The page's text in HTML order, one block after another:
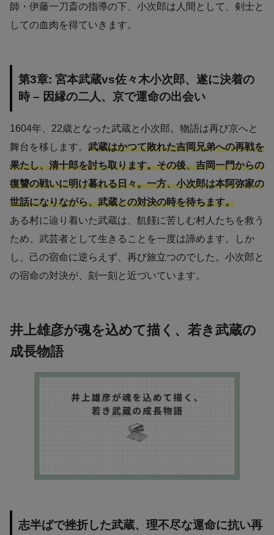
師・伊藤一刀斎の指導の下、小次郎は人間として、剣士と
しての血肉を得ていきます。
第3章: 宮本武蔵vs佐々木小次郎、遂に決着の
時 – 因縁の二人、京で運命の出会い
1604年、22歳となった武蔵と小次郎。物語は再び京へと
舞台を移します。 武蔵はかつて敗れた吉岡兄弟への再戦を
果たし、清十郎を討ち取ります。その後、吉岡一門からの
復讐の戦いに明け暮れる日々。一方、小次郎は本阿弥家の
世話になりながら、武蔵との対決の時を待ちます。
ある村に辿り着いた武蔵は、飢饉に苦しむ村人たちを救う
ため、武芸者として生きることを一度は諦めます。しか
し、己の宿命に逆らえず、再び旅立つのでした。小次郎と
の宿命の対決が、刻一刻と近づいています。
井上雄彦が魂を込めて描く、若き武蔵の
成長物語
志半ばで挫折した武蔵、理不尽な運命に抗い再